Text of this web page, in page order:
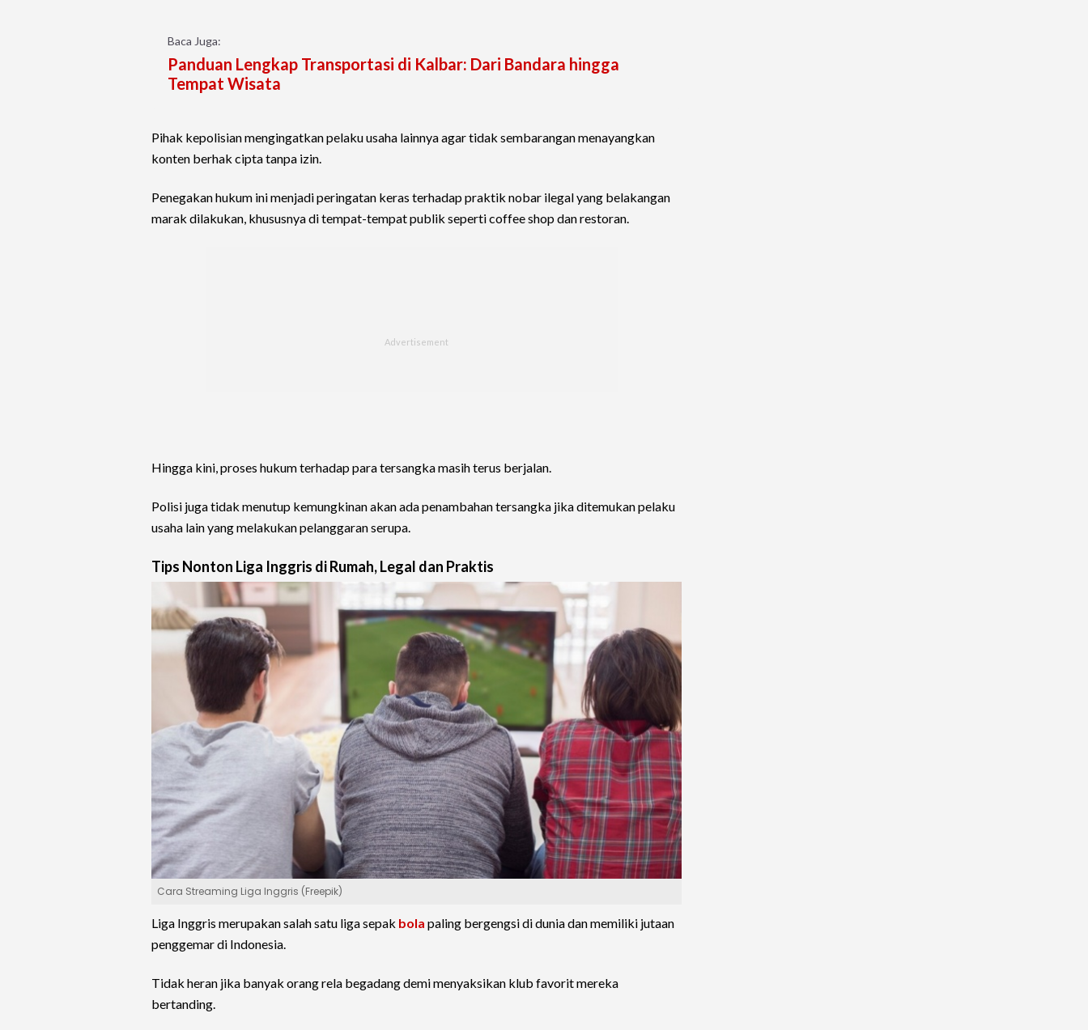
Baca Juga:
Panduan Lengkap Transportasi di Kalbar: Dari Bandara hingga
Tempat Wisata
Pihak kepolisian mengingatkan pelaku usaha lainnya agar tidak sembarangan menayangkan
konten berhak cipta tanpa izin.
Penegakan hukum ini menjadi peringatan keras terhadap praktik nobar ilegal yang belakangan
marak dilakukan, khususnya di tempat-tempat publik seperti coffee shop dan restoran.
Hingga kini, proses hukum terhadap para tersangka masih terus berjalan.
Polisi juga tidak menutup kemungkinan akan ada penambahan tersangka jika ditemukan pelaku
usaha lain yang melakukan pelanggaran serupa.
Tips Nonton Liga Inggris di Rumah, Legal dan Praktis
Cara Streaming Liga Inggris (Freepik)
Liga Inggris merupakan salah satu liga sepak bola paling bergengsi di dunia dan memiliki jutaan
penggemar di Indonesia.
Tidak heran jika banyak orang rela begadang demi menyaksikan klub favorit mereka
bertanding.